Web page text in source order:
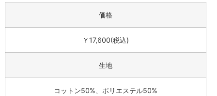
価格
￥17,600(税込)
生地
コットン50%、ポリエステル50%